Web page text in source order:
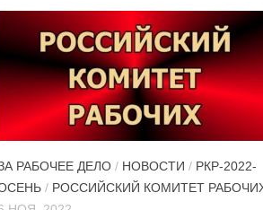
РАБОЧЕЕ ДЕЛО / НОВОСТИ / РКР-2022-
/ РОССИЙСКИЙ КОМИТЕТ